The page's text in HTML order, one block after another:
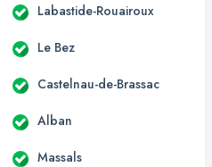
Labastide-Rouairoux
Le Bez
Castelnau-de-Brassac
Alban
Massals